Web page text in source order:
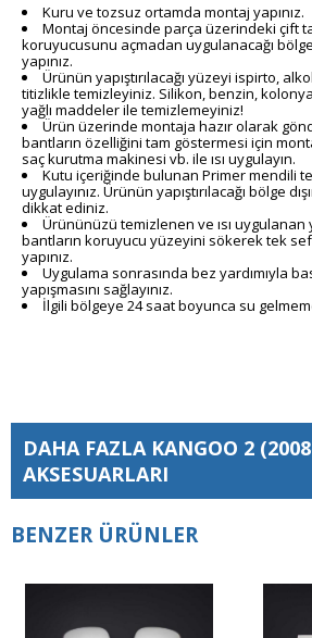
Kuru ve tozsuz ortamda montaj yapınız.
Montaj öncesinde parça üzerindeki çift
koruyucusunu açmadan uygulanacağı
yapınız.
Ürünün yapıştırılacağı yüzeyi ispirto,
titizlikle temizleyiniz. Silikon, benzin,
yağlı maddeler ile temizlemeyiniz!
Ürün üzerinde montaja hazır olarak
bantların özelliğini tam göstermesi için
saç kurutma makinesi vb. ile ısı uygulayın.
Kutu içeriğinde bulunan Primer mendili
uygulayınız. Ürünün yapıştırılacağı bölge
dikkat ediniz.
Ürününüzü temizlenen ve ısı uygulanan
bantların koruyucu yüzeyini sökerek tek
yapınız.
Uygulama sonrasında bez yardımıyla
yapışmasını sağlayınız.
İlgili bölgeye 24 saat boyunca su
DAHA FAZLA KANGOO 2
AKSESUARLARI
BENZER ÜRÜNLER